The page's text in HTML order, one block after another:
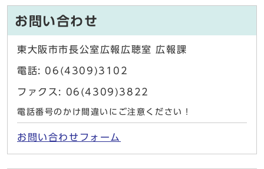
お問い合わせ
東大阪市市長公室広報広聴室 広報課
電話: 06(4309)3102
ファクス: 06(4309)3822
電話番号のかけ間違いにご注意ください！
お問い合わせフォーム